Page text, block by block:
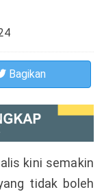
Bagikan
kini semakin
tidak boleh